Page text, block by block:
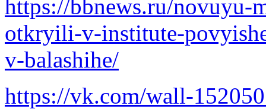
https://bbnews.ru/novuyu-
otkryili-v-institute-
v-balashihe/
https://vk.com/wall-